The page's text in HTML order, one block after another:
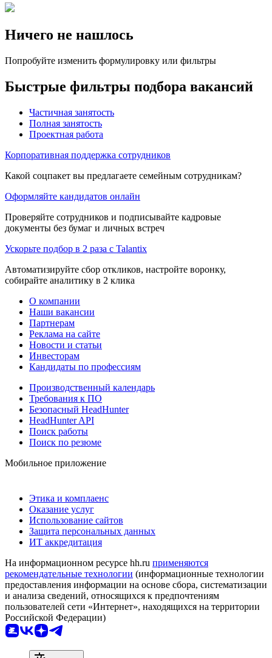
Ничего не нашлось
Попробуйте изменить формулировку или фильтры
Быстрые фильтры подбора вакансий
Частичная занятость
Полная занятость
Проектная работа
Корпоративная поддержка сотрудников
Какой соцпакет вы предлагаете семейным сотрудникам?
Оформляйте кандидатов онлайн
Проверяйте сотрудников и подписывайте кадровые
документы без бумаг и личных встреч
Ускорьте подбор в 2 раза с Talantix
Автоматизируйте сбор откликов, настройте воронку,
собирайте аналитику в 2 клика
О компании
Наши вакансии
Партнерам
Реклама на сайте
Новости и статьи
Инвесторам
Кандидаты по профессиям
Производственный календарь
Требования к ПО
Безопасный HeadHunter
HeadHunter API
Поиск работы
Поиск по резюме
Мобильное приложение
Этика и комплаенс
Оказание услуг
Использование сайтов
Защита персональных данных
ИТ аккредитация
На информационном ресурсе hh.ru применяются
рекомендательные технологии (информационные технологии
предоставления информации на основе сбора, систематизации
и анализа сведений, относящихся к предпочтениям
пользователей сети «Интернет», находящихся на территории
Российской Федерации)